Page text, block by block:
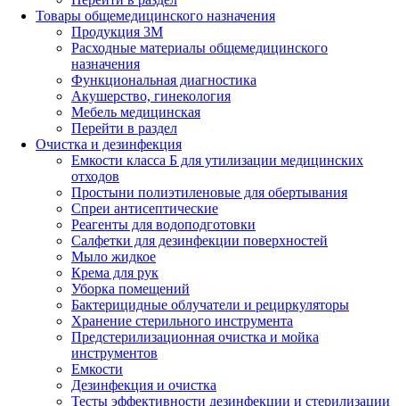
Товары общемедицинского назначения
Продукция 3М
Расходные материалы общемедицинского
назначения
Функциональная диагностика
Акушерство, гинекология
Мебель медицинская
Перейти в раздел
Очистка и дезинфекция
Емкости класса Б для утилизации медицинских
отходов
Простыни полиэтиленовые для обертывания
Спреи антисептические
Реагенты для водоподготовки
Салфетки для дезинфекции поверхностей
Мыло жидкое
Крема для рук
Уборка помещений
Бактерицидные облучатели и рециркуляторы
Хранение стерильного инструмента
Предстерилизационная очистка и мойка
инструментов
Емкости
Дезинфекция и очистка
Тесты эффективности дезинфекции и стерилизации